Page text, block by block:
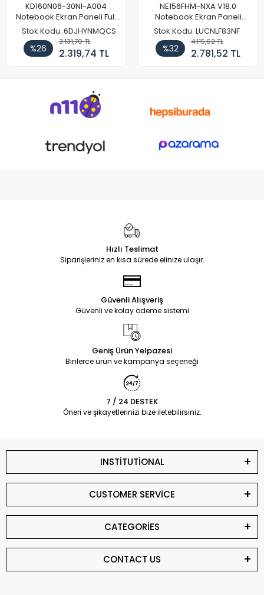
KD160N06-30NI-A004
Notebook Ekran Paneli Full
HD
Stok Kodu: 6DJHYNMQCS
%26
3.131,70 TL
2.319,74 TL
NE156FHM-NXA V18.0
Notebook Ekran Paneli
144Hz
Stok Kodu: LUCNLF83NF
%32
4.115,62 TL
2.781,52 TL
Hızlı Teslimat
Siparişleriniz en kısa sürede elinize ulaşır.
Güvenli Alışveriş
Güvenli ve kolay ödeme sistemi
Geniş Ürün Yelpazesi
Binlerce ürün ve kampanya seçeneği
7 / 24 DESTEK
Öneri ve şikayetlerinizi bize iletebilirsiniz.
INSTİTUTİONAL
CUSTOMER SERVİCE
CATEGORİES
CONTACT US